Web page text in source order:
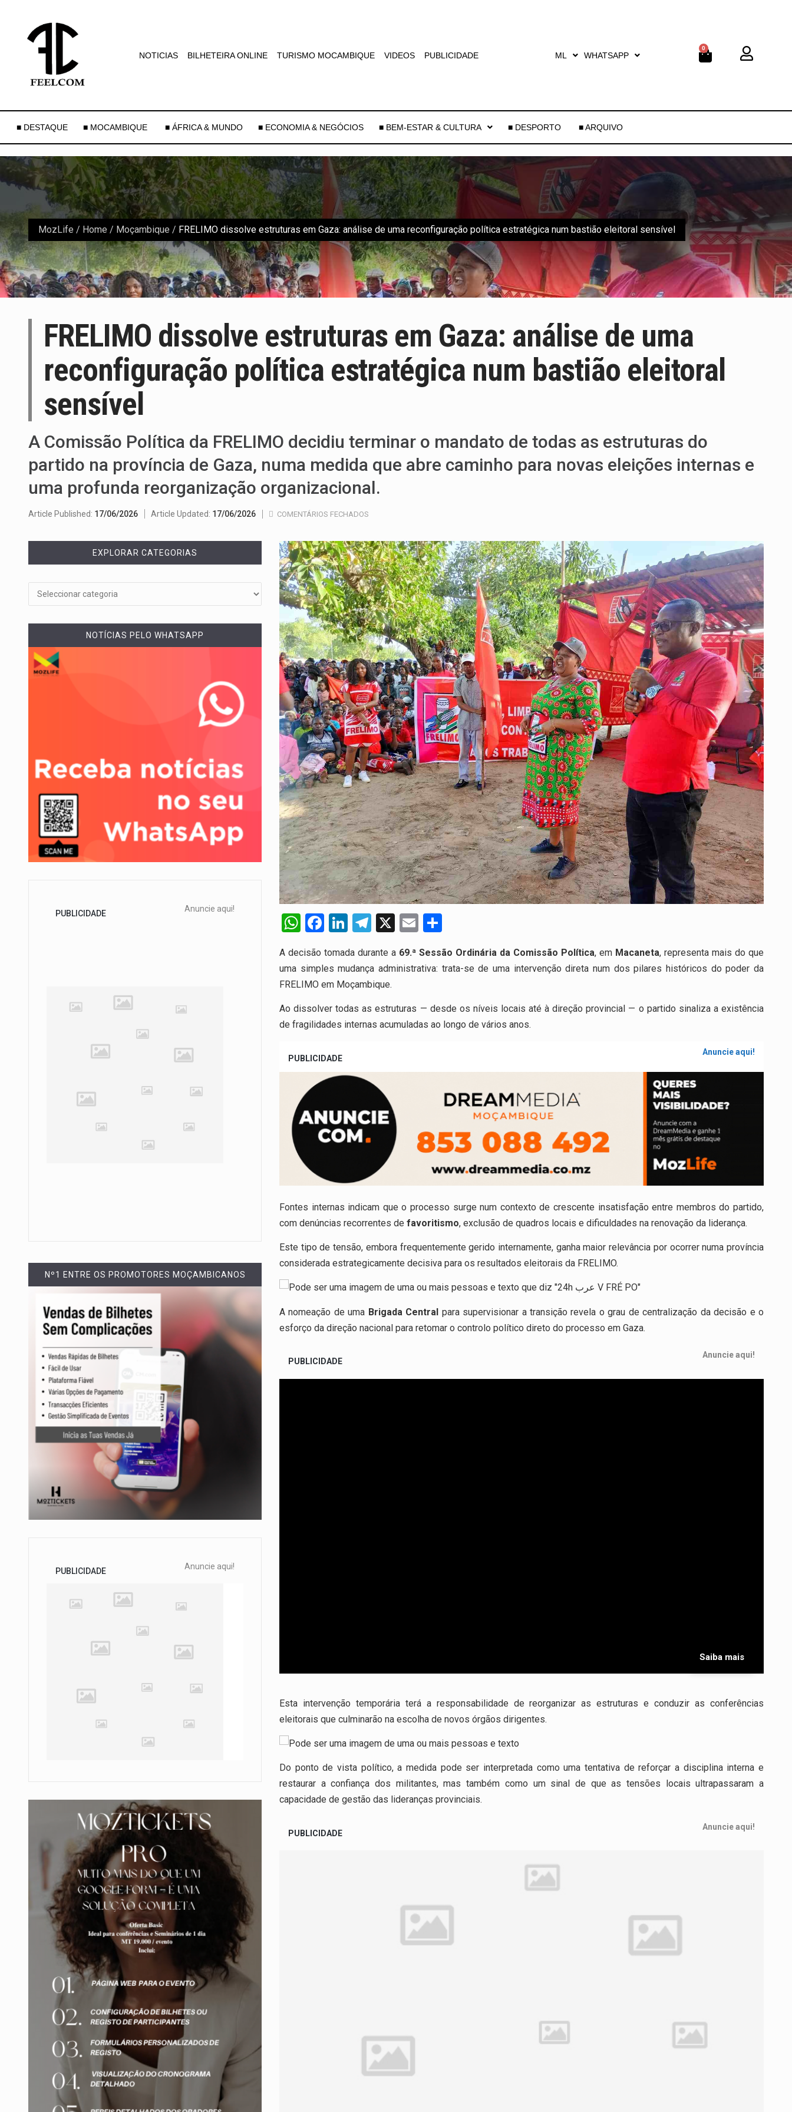
NOTICIAS BILHETEIRA ONLINE TURISMO MOCAMBIQUE VIDEOS PUBLICIDADE ML WHATSAPP
0
■ DESTAQUE ■ MOCAMBIQUE ■ ÁFRICA & MUNDO ■ ECONOMIA & NEGÓCIOS ■ BEM-ESTAR & CULTURA ■ DESPORTO ■ ARQUIVO
MozLife / Home / Moçambique / FRELIMO dissolve estruturas em Gaza: análise de uma reconfiguração política estratégica num bastião eleitoral sensível
FRELIMO dissolve estruturas em Gaza: análise de uma
reconfiguração política estratégica num bastião eleitoral
sensível
A Comissão Política da FRELIMO decidiu terminar o mandato de todas as estruturas do
partido na província de Gaza, numa medida que abre caminho para novas eleições internas e
uma profunda reorganização organizacional.
Article Published: 17/06/2026 Article Updated: 17/06/2026 COMENTÁRIOS FECHADOS
W
at
s
p
p
F
ce
b
o
Li
ke
dI
T
e
gr
m
X
E
ail ar
e
A decisão tomada durante a 69.ª Sessão Ordinária da Comissão Política, em Macaneta, representa mais do que
uma simples mudança administrativa: trata-se de uma intervenção direta num dos pilares históricos do poder da
FRELIMO em Moçambique.
Ao dissolver todas as estruturas — desde os níveis locais até à direção provincial — o partido sinaliza a existência
de fragilidades internas acumuladas ao longo de vários anos.
PUBLICIDADE
Anuncie aqui!
Fontes internas indicam que o processo surge num contexto de crescente insatisfação entre membros do partido,
com denúncias recorrentes de favoritismo, exclusão de quadros locais e dificuldades na renovação da liderança.
Este tipo de tensão, embora frequentemente gerido internamente, ganha maior relevância por ocorrer numa província
considerada estrategicamente decisiva para os resultados eleitorais da FRELIMO.
A nomeação de uma Brigada Central para supervisionar a transição revela o grau de centralização da decisão e o
esforço da direção nacional para retomar o controlo político direto do processo em Gaza.
PUBLICIDADE
Anuncie aqui!
Saiba mais
Esta intervenção temporária terá a responsabilidade de reorganizar as estruturas e conduzir as conferências
eleitorais que culminarão na escolha de novos órgãos dirigentes.
Do ponto de vista político, a medida pode ser interpretada como uma tentativa de reforçar a disciplina interna e
restaurar a confiança dos militantes, mas também como um sinal de que as tensões locais ultrapassaram a
capacidade de gestão das lideranças provinciais.
PUBLICIDADE
Anuncie aqui!
EXPLORAR CATEGORIAS
NOTÍCIAS PELO WHATSAPP
PUBLICIDADE Anuncie aqui!
Nº1 ENTRE OS PROMOTORES MOÇAMBICANOS
PUBLICIDADE Anuncie aqui!